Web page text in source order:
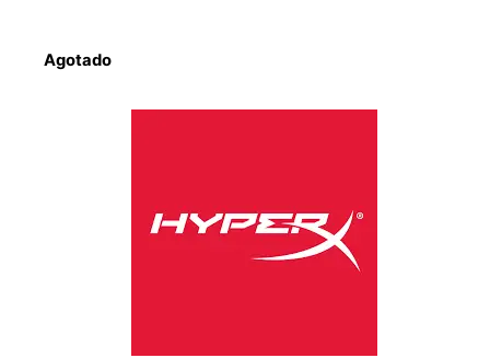
Agotado